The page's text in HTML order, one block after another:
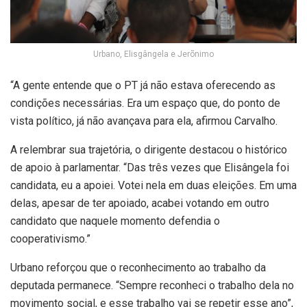
Urbano, Elisgângela e Jerõnimo
“A gente entende que o PT já não estava oferecendo as
condições necessárias. Era um espaço que, do ponto de
vista político, já não avançava para ela, afirmou Carvalho.
A relembrar sua trajetória, o dirigente destacou o histórico
de apoio à parlamentar. “Das três vezes que Elisângela foi
candidata, eu a apoiei. Votei nela em duas eleições. Em uma
delas, apesar de ter apoiado, acabei votando em outro
candidato que naquele momento defendia o
cooperativismo.”
Urbano reforçou que o reconhecimento ao trabalho da
deputada permanece. “Sempre reconheci o trabalho dela no
movimento social, e esse trabalho vai se repetir esse ano”,